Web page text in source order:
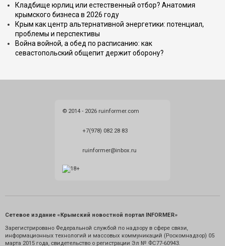
Кладбище юрлиц или естественный отбор? Анатомия
крымского бизнеса в 2026 году
Крым как центр альтернативной энергетики: потенциал,
проблемы и перспективы
Война войной, а обед по расписанию: как
севастопольский общепит держит оборону?
© 2014 - 2026 ruinformer.com
+7(978) 082 28 83
ruinformer@inbox.ru
Сетевое издание «Крымский новостной портал INFORMER»
Зарегистрировано Федеральной службой по надзору в сфере связи,
информационных технологий и массовых коммуникаций (Роскомнадзор) 05
марта 2015 года, свидетельство о регистрации Эл № ФС77-60943.